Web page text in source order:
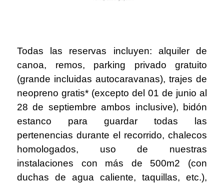
Todas las reservas incluyen: alquiler de
canoa, remos, parking privado gratuito
(grande incluidas autocaravanas), trajes de
neopreno gratis* (excepto del 01 de junio al
28 de septiembre ambos inclusive), bidón
estanco para guardar todas las
pertenencias durante el recorrido, chalecos
homologados, uso de nuestras
instalaciones con más de 500m2 (con
duchas de agua caliente, taquillas, etc.),